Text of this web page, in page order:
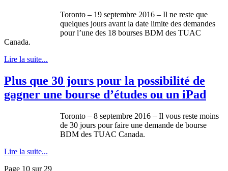
Toronto – 19 septembre 2016 – Il ne reste que
quelques jours avant la date limite des demandes
pour l’une des 18 bourses BDM des TUAC
Canada.
Lire la suite...
Plus que 30 jours pour la possibilité de
gagner une bourse d’études ou un iPad
Toronto – 8 septembre 2016 – Il vous reste moins
de 30 jours pour faire une demande de bourse
BDM des TUAC Canada.
Lire la suite...
Page 10 sur 29